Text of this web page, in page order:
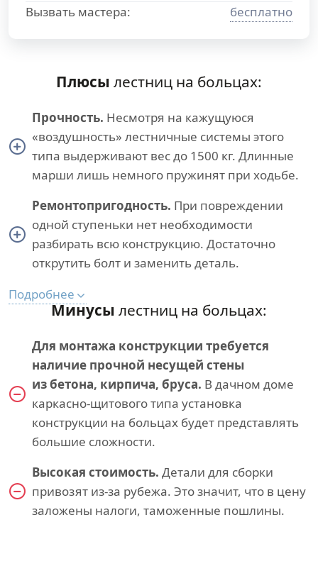
Вызвать мастера:
бесплатно
Плюсы лестниц на больцах:
Прочность. Несмотря на кажущуюся
«воздушность» лестничные системы этого
типа выдерживают вес до 1500 кг. Длинные
марши лишь немного пружинят при ходьбе.
Ремонтопригодность. При повреждении
одной ступеньки нет необходимости
разбирать всю конструкцию. Достаточно
открутить болт и заменить деталь.
Подробнее
Минусы лестниц на больцах:
Для монтажа конструкции требуется
наличие прочной несущей стены
из бетона, кирпича, бруса. В дачном доме
каркасно-щитового типа установка
конструкции на больцах будет представлять
большие сложности.
Высокая стоимость. Детали для сборки
привозят из-за рубежа. Это значит, что в цену
заложены налоги, таможенные пошлины.